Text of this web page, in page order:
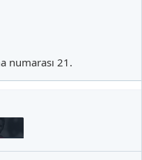
numarası 21.